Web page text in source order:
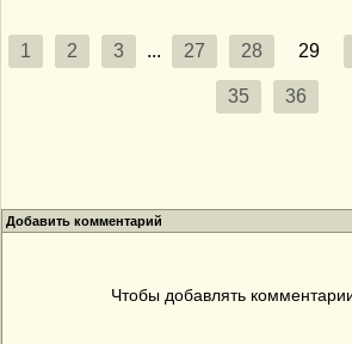
1 2 3 ... 27 28 29
35 36
Добавить комментарий
Чтобы добавлять